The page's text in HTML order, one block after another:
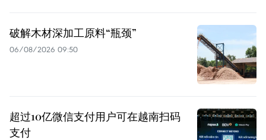
破解木材深加工原料“瓶颈”
06/08/2026 09:50
超过10亿微信支付用户可在越南扫码
支付